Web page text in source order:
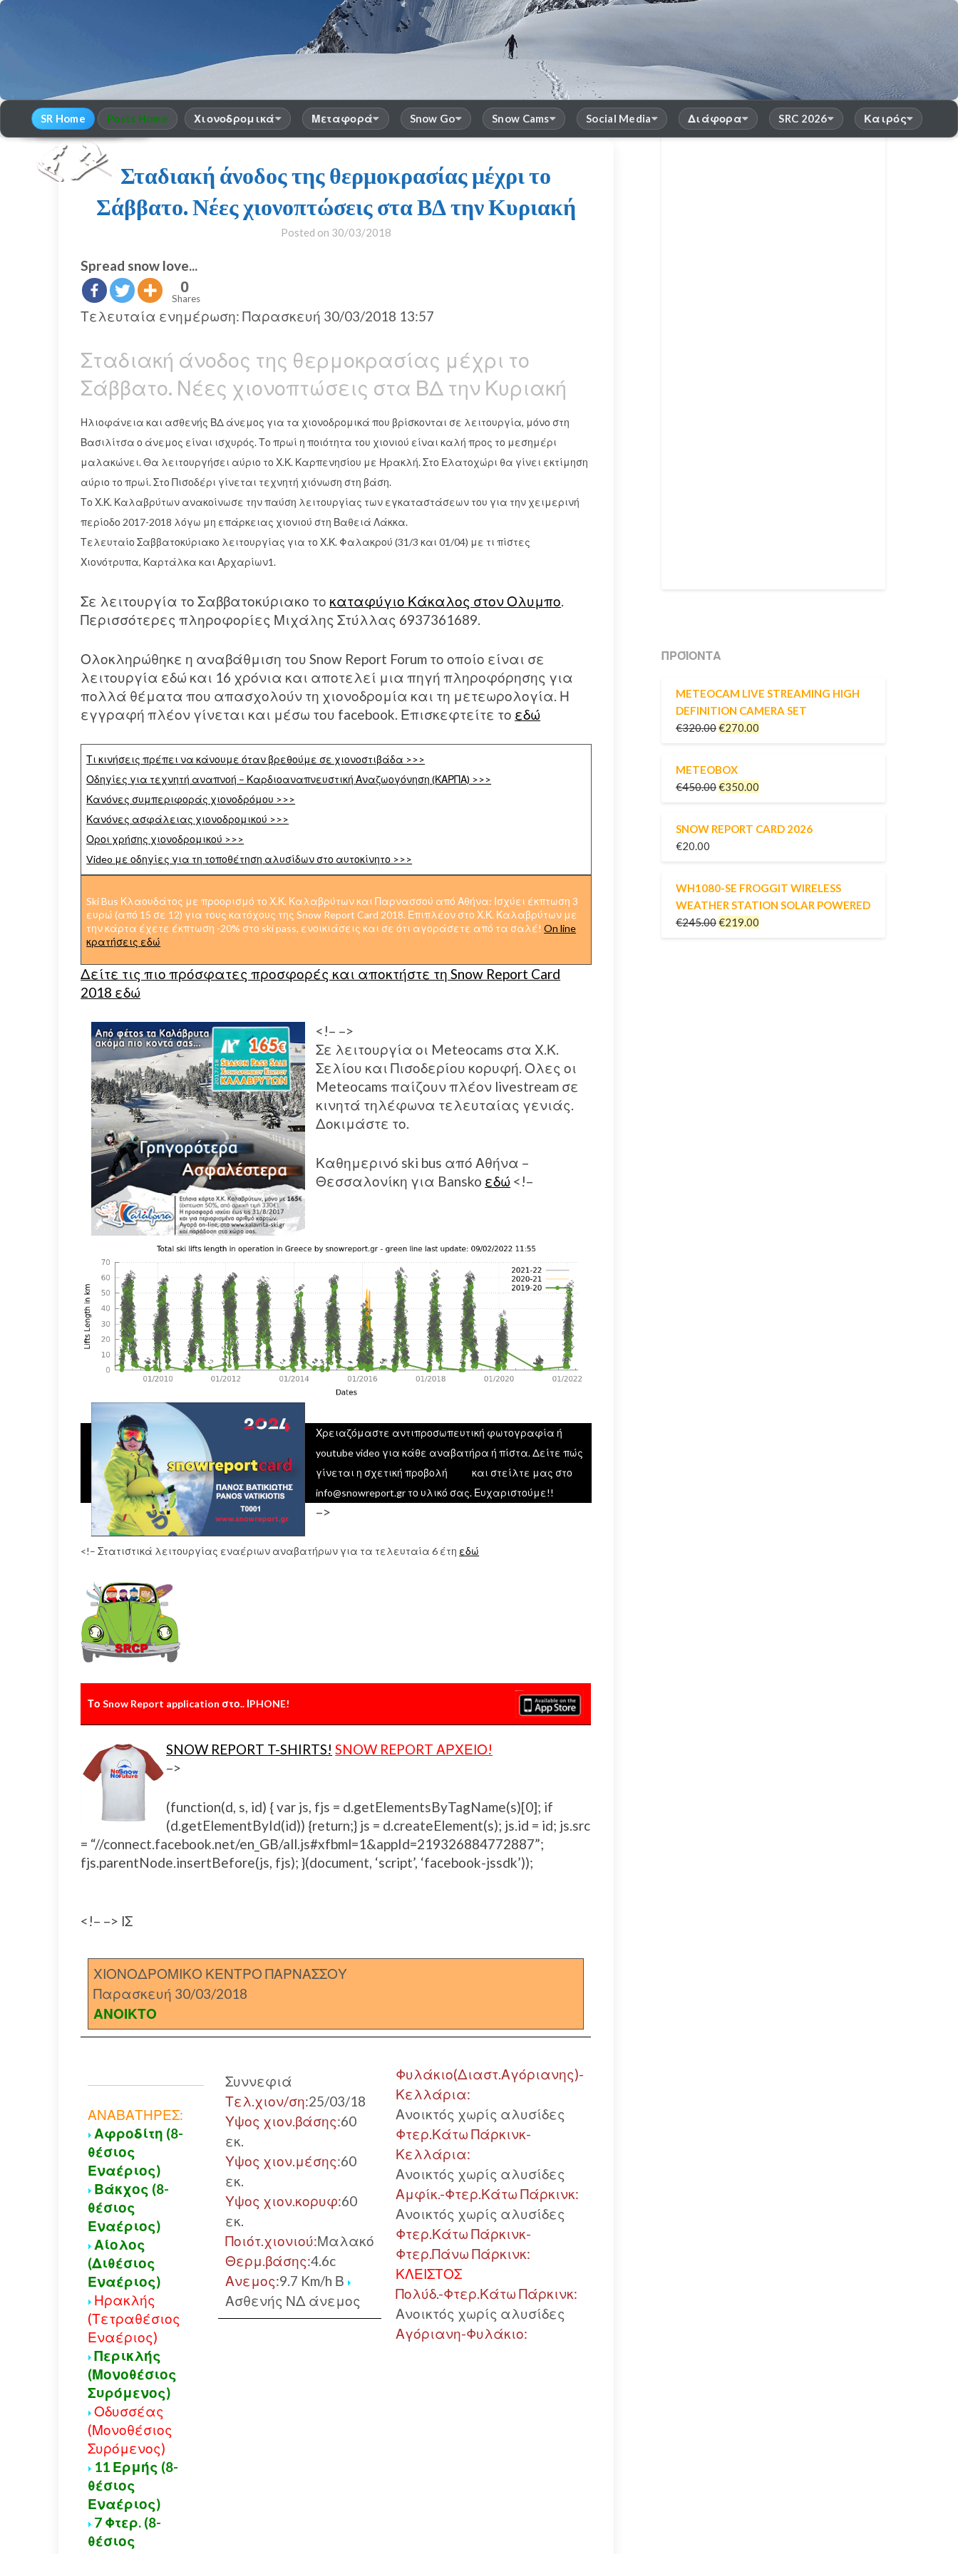
30χρόνια Snow Report
season 2025-26
SR Home Posts Home Χιονοδρομικά Μεταφορά Snow Go Snow Cams Social Media Διάφορα SRC 2026 Καιρός
Σταδιακή άνοδος της θερμοκρασίας μέχρι το
Σάββατο. Νέες χιονοπτώσεις στα ΒΔ την Κυριακή
Posted on 30/03/2018
Spread snow love...
0
Shares
Τελευταία ενημέρωση: Παρασκευή 30/03/2018 13:57
Σταδιακή άνοδος της θερμοκρασίας μέχρι το
Σάββατο. Νέες χιονοπτώσεις στα ΒΔ την Κυριακή
Ηλιοφάνεια και ασθενής ΒΔ άνεμος για τα χιονοδρομικά που βρίσκονται σε λειτουργία, μόνο στη
Βασιλίτσα ο άνεμος είναι ισχυρός. Το πρωί η ποιότητα του χιονιού είναι καλή προς το μεσημέρι
μαλακώνει. Θα λειτουργήσει αύριο το Χ.Κ. Καρπενησίου με Ηρακλή. Στο Ελατοχώρι θα γίνει εκτίμηση
αύριο το πρωί. Στο Πισοδέρι γίνεται τεχνητή χιόνωση στη βάση.
Το Χ.Κ. Καλαβρύτων ανακοίνωσε την παύση λειτουργίας των εγκαταστάσεων του για την χειμερινή
περίοδο 2017-2018 λόγω μη επάρκειας χιονιού στη Βαθειά Λάκκα.
Τελευταίο Σαββατοκύριακο λειτουργίας για το Χ.Κ. Φαλακρού (31/3 και 01/04) με τι πίστες
Χιονότρυπα, Καρτάλκα και Αρχαρίων1.
Σε λειτουργία το Σαββατοκύριακο το καταφύγιο Κάκαλος στον Ολυμπο.
Περισσότερες πληροφορίες Μιχάλης Στύλλας 6937361689.
Ολοκληρώθηκε η αναβάθμιση του Snow Report Forum το οποίο είναι σε
λειτουργία εδώ και 16 χρόνια και αποτελεί μια πηγή πληροφόρησης για
πολλά θέματα που απασχολούν τη χιονοδρομία και τη μετεωρολογία. Η
εγγραφή πλέον γίνεται και μέσω του facebook. Επισκεφτείτε το εδώ
Τι κινήσεις πρέπει να κάνουμε όταν βρεθούμε σε χιονοστιβάδα >>>
Οδηγίες για τεχνητή αναπνοή – Καρδιοαναπνευστική Αναζωογόνηση (ΚΑΡΠΑ) >>>
Κανόνες συμπεριφοράς χιονοδρόμου >>>
Κανόνες ασφάλειας χιονοδρομικού >>>
Οροι χρήσης χιονοδρομικού >>>
Video με οδηγίες για τη τοποθέτηση αλυσίδων στο αυτοκίνητο >>>
Ski Bus Κλαουδάτος με προορισμό το Χ.Κ. Καλαβρύτων και Παρνασσού από Αθήνα: Ισχύει έκπτωση 3
ευρώ (από 15 σε 12) για τους κατόχους της Snow Report Card 2018. Επιπλέον στο Χ.Κ. Καλαβρύτων με
την κάρτα έχετε έκπτωση -20% στο ski pass, ενοικιάσεις και σε ότι αγοράσετε από τα σαλέ!On line
κρατήσεις εδώ
Δείτε τις πιο πρόσφατες προσφορές και αποκτήστε τη Snow Report Card
2018 εδώ
<!– –>
Σε λειτουργία οι Meteocams στα Χ.Κ.
Σελίου και Πισοδερίου κορυφή. Ολες οι
Meteocams παίζουν πλέον livestream σε
κινητά τηλέφωνα τελευταίας γενιάς.
Δοκιμάστε το.
Καθημερινό ski bus από Αθήνα –
Θεσσαλονίκη για Bansko εδώ <!–
Χρειαζόμαστε αντιπροσωπευτική φωτογραφία ή
youtube video για κάθε αναβατήρα ή πίστα. Δείτε πώς
γίνεται η σχετική προβολή
και στείλτε μας στο
info@snowreport.gr το υλικό σας. Ευχαριστούμε!!
–>
<!– Στατιστικά λειτουργίας εναέριων αναβατήρων για τα τελευταία 6 έτη εδώ
Το Snow Report application στο.. ΙPHONE!
SNOW REPORT T-SHIRTS! SNOW REPORT ΑΡΧΕΙΟ!
–>
(function(d, s, id) { var js, fjs = d.getElementsByTagName(s)[0]; if
(d.getElementById(id)) {return;} js = d.createElement(s); js.id = id; js.src
= “//connect.facebook.net/en_GB/all.js#xfbml=1&appId=219326884772887”;
fjs.parentNode.insertBefore(js, fjs); }(document, ‘script’, ‘facebook-jssdk’));
<!– –> ΙΣ
ΧΙΟΝΟΔΡΟΜΙΚΟ ΚΕΝΤΡΟ ΠΑΡΝΑΣΣΟΥ
Παρασκευή 30/03/2018
ΑΝΟΙΚΤΟ
ΑΝΑΒΑΤΗΡΕΣ:
Αφροδίτη (8-
θέσιος
Εναέριος)
Βάκχος (8-
θέσιος
Εναέριος)
Αίολος
(Διθέσιος
Εναέριος)
Ηρακλής
(Τετραθέσιος
Εναέριος)
Περικλής
(Μονοθέσιος
Συρόμενος)
Οδυσσέας
(Μονοθέσιος
Συρόμενος)
11 Ερμής (8-
θέσιος
Εναέριος)
7 Φτερ. (8-
θέσιος
Συννεφιά
Τελ.χιον/ση:25/03/18
Υψος χιον.βάσης:60
εκ.
Υψος χιον.μέσης:60
εκ.
Υψος χιον.κορυφ:60
εκ.
Ποιότ.χιονιού:Μαλακό
Θερμ.βάσης:4.6c
Ανεμος:9.7 Km/h Β
Ασθενής ΝΔ άνεμος
Φυλάκιο(Διαστ.Αγόριανης)-
Κελλάρια:
Ανοικτός χωρίς αλυσίδες
Φτερ.Κάτω Πάρκινκ-
Κελλάρια:
Ανοικτός χωρίς αλυσίδες
Αμφίκ.-Φτερ.Κάτω Πάρκινκ:
Ανοικτός χωρίς αλυσίδες
Φτερ.Κάτω Πάρκινκ-
Φτερ.Πάνω Πάρκινκ:
ΚΛΕΙΣΤΟΣ
Πολύδ.-Φτερ.Κάτω Πάρκινκ:
Ανοικτός χωρίς αλυσίδες
Αγόριανη-Φυλάκιο:
ΠΡΟΪΌΝΤΑ
METEOCAM LIVE STREAMING HIGH
DEFINITION CAMERA SET
€320.00€270.00
METEOBOX
€450.00€350.00
SNOW REPORT CARD 2026
€20.00
WH1080-SE FROGGIT WIRELESS
WEATHER STATION SOLAR POWERED
€245.00€219.00